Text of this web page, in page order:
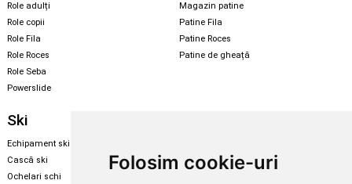
Folosim cookie-uri
Role adulți
Role copii
Role Fila
Role Roces
Role Seba
Powerslide
Magazin patine
Patine Fila
Patine Roces
Patine de gheață
Ski
Echipament ski
Cască ski
Ochelari schi
Echipament snowboard